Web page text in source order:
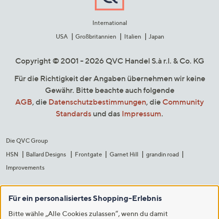
International
USA
Großbritannien Italien Japan
Copyright © 2001 - 2026 QVC Handel S.à r.l. & Co. KG
Für die Richtigkeit der Angaben übernehmen wir keine
Gewähr. Bitte beachte auch folgende
AGB, die Datenschutzbestimmungen, die Community
Standards und das Impressum.
Die QVC Group
HSN
Ballard Designs Frontgate Garnet Hill
grandin road
Improvements
Für ein personalisiertes Shopping-Erlebnis
Bitte wähle „Alle Cookies zulassen“, wenn du damit